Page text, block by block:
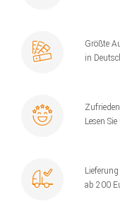
Größte
in
Lesen
ab 200